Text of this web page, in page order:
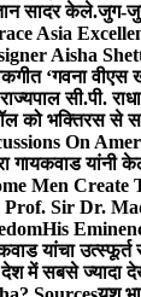
सादर केले.जुग-
Asia
Aisha
‘गवना वीएस
सी.पी.
को भक्तिरस से
On
गायकवाड यांनी
Men Create
Prof. Sir Dr.
His
यांचा उत्स्फूर्त
देश में सबसे ज्यादा